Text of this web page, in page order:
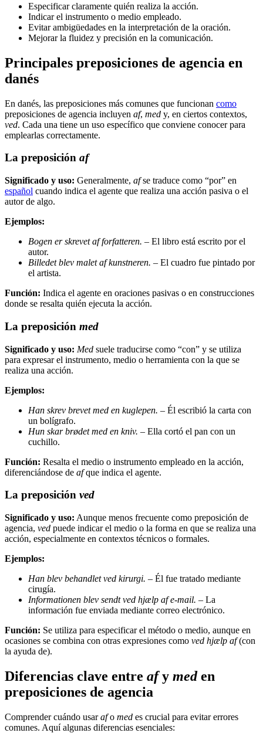
Especificar claramente quién realiza la acción.
Indicar el instrumento o medio empleado.
Evitar ambigüedades en la interpretación de la oración.
Mejorar la fluidez y precisión en la comunicación.
Principales preposiciones de agencia en
danés
En danés, las preposiciones más comunes que funcionan como
preposiciones de agencia incluyen af, med y, en ciertos contextos,
ved. Cada una tiene un uso específico que conviene conocer para
emplearlas correctamente.
La preposición af
Significado y uso: Generalmente, afse traduce como “por” en
español cuando indica el agente que realiza una acción pasiva o el
autor de algo.
Ejemplos:
Bogen er skrevet af forfatteren. – El libro está escrito por el
autor.
Billedet blev malet af kunstneren. – El cuadro fue pintado por
el artista.
Función: Indica el agente en oraciones pasivas o en construcciones
donde se resalta quién ejecuta la acción.
La preposición med
Significado y uso: Med suele traducirse como “con” y se utiliza
para expresar el instrumento, medio o herramienta con la que se
realiza una acción.
Ejemplos:
Han skrev brevet med en kuglepen. – Él escribió la carta con
un bolígrafo.
Hun skar brødet med en kniv. – Ella cortó el pan con un
cuchillo.
Función: Resalta el medio o instrumento empleado en la acción,
diferenciándose de afque indica el agente.
La preposición ved
Significado y uso: Aunque menos frecuente como preposición de
agencia, ved puede indicar el medio o la forma en que se realiza una
acción, especialmente en contextos técnicos o formales.
Ejemplos:
Han blev behandlet ved kirurgi. – Él fue tratado mediante
cirugía.
Informationen blev sendt ved hjælp af e-mail. – La
información fue enviada mediante correo electrónico.
Función: Se utiliza para especificar el método o medio, aunque en
ocasiones se combina con otras expresiones como ved hjælp af(con
la ayuda de).
Diferencias clave entre afy meden
preposiciones de agencia
Comprender cuándo usarafo med es crucial para evitar errores
comunes. Aquí algunas diferencias esenciales: